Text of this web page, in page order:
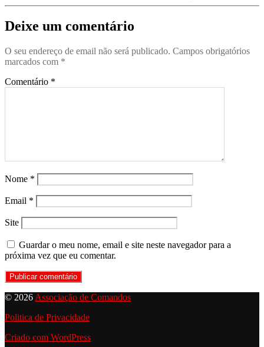
Deixe um comentário
O seu endereço de email não será publicado. Campos obrigatórios
marcados com *
Comentário *
Nome *
Email *
Site
Guardar o meu nome, email e site neste navegador para a
próxima vez que eu comentar.
© 2026 Associação de Comandos
Politica de Privacidade
Criado com WordPress